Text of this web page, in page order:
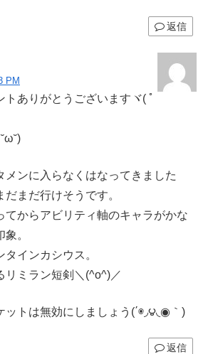
返信
PM
トありがとうございますヾ( ﾟ
メンに入らなくはなってきました
まだ行けそうです。
てからアビリティ軸のキャラがかな
。
インカシウス。
リミラン短剣＼(^o^)／
ットは無効にしましょう(΄◉◞౪◟◉｀)
返信